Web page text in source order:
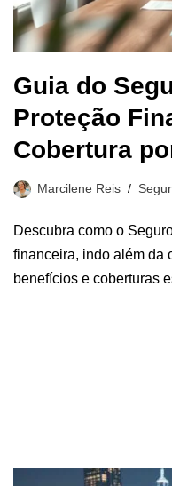
Guia do
Proteção
Cobertura
Marcilene Reis
Descubra como o
financeira, indo além da
benefícios e coberturas